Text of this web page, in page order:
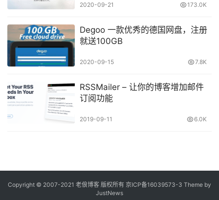
2020-09-21 173.0K
Degoo 一款优秀的德国网盘，注册
就送100GB
2020-09-15 7.8K
RSSMailer – 让你的博客增加邮件
订阅功能
2019-09-11 6.0K
Copyright © 2007-2021 老俍博客 版权所有 京ICP备16039573-3 Theme by
JustNews